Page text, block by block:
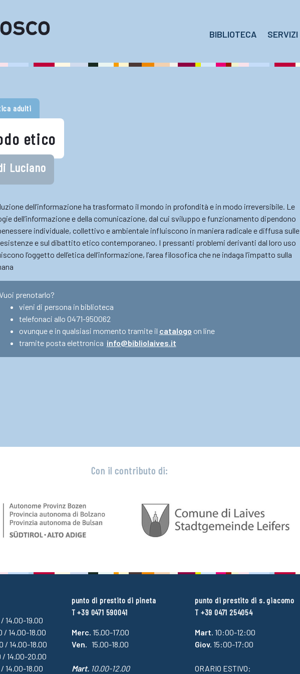
BIBLIOTECA SERVIZI
adulti
etico
Luciano
dell’informazione ha trasformato il mondo in profondità e in modo irreversibile. Le
dell’informazione e della comunicazione, dal cui sviluppo e funzionamento dipendono
individuale, collettivo e ambientale influiscono in maniera radicale e diffusa sulle
e sul dibattito etico contemporaneo. I pressanti problemi derivanti dal loro uso
l’oggetto dell’etica dell’informazione, l’area filosofica che ne indaga l’impatto sulla
prenotarlo?
vieni di persona in biblioteca
telefonaci allo 0471-950062
ovunque e in qualsiasi momento tramite il catalogo on line
tramite posta elettronica info@bibliolaives.it
Con il contributo di:
14.00-19.00
/ 14.00-18.00
/ 14.00-18.00
/ 14.00-20.00
14.00-18.00
punto di prestito di pineta
T +39 0471 590041
Merc. 15.00-17.00
Ven. 15.00-18.00
Mart. 10.00-12.00
punto di prestito di s. giacomo
T +39 0471 254054
Mart. 10:00-12:00
Giov. 15:00-17:00
ORARIO ESTIVO: